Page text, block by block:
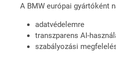
A BMW európai gyártóként
adatvédelemre
transzparens AI-
szabályozási